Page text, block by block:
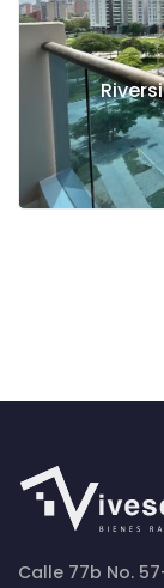
Calle 77b No.